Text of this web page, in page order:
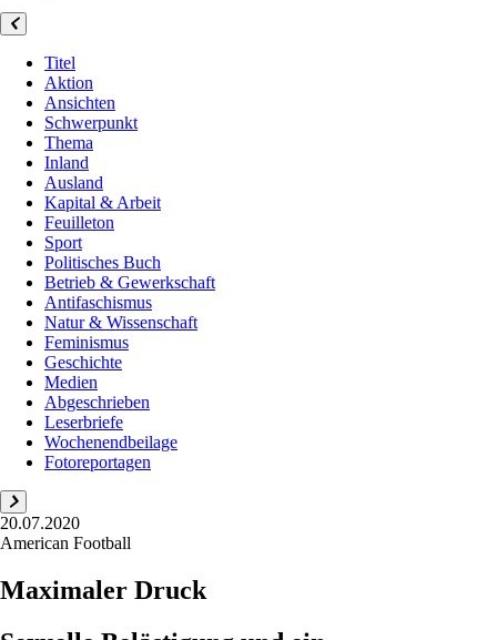
Titel
Aktion
Ansichten
Schwerpunkt
Thema
Inland
Ausland
Kapital & Arbeit
Feuilleton
Sport
Politisches Buch
Betrieb & Gewerkschaft
Antifaschismus
Natur & Wissenschaft
Feminismus
Geschichte
Medien
Abgeschrieben
Leserbriefe
Wochenendbeilage
Fotoreportagen
20.07.2020
American Football
Maximaler Druck